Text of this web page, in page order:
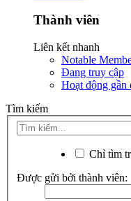
Thành viên
Liên kết nhanh
Notable
Đang truy cập
Hoạt động gần
Tìm kiếm
Chỉ tìm
Được gửi bởi thành viên: